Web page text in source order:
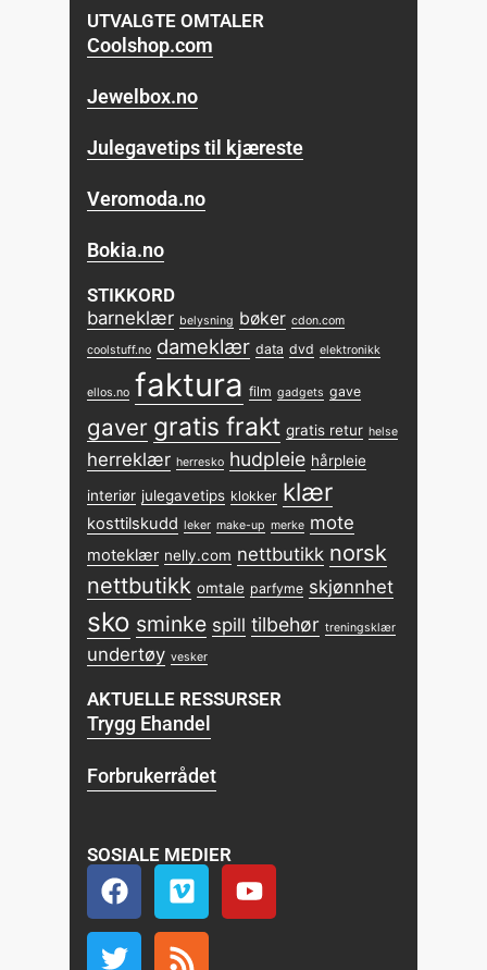
UTVALGTE OMTALER
Coolshop.com
Jewelbox.no
Julegavetips til kjæreste
Veromoda.no
Bokia.no
STIKKORD
barneklær belysning bøker cdon.com
coolstuff.no dameklær data dvd elektronikk
ellos.no faktura film gadgets gave
gaver gratis frakt gratis retur helse
herreklær herresko hudpleie hårpleie
interiør julegavetips klokker klær
kosttilskudd leker make-up merke mote
moteklær nelly.com nettbutikk norsk
nettbutikk omtale parfyme skjønnhet
sko sminke spill tilbehør treningsklær
undertøy vesker
AKTUELLE RESSURSER
Trygg Ehandel
Forbrukerrådet
SOSIALE MEDIER